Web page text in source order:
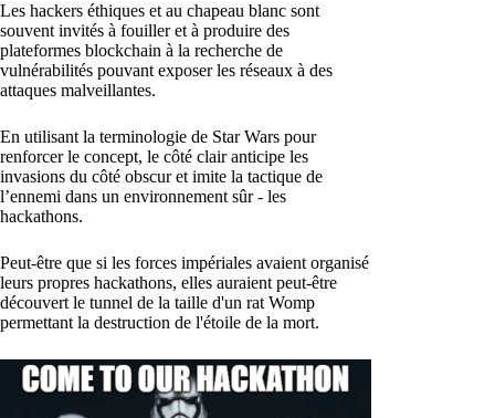
Les hackers éthiques et au chapeau blanc sont
souvent invités à fouiller et à produire des
plateformes blockchain à la recherche de
vulnérabilités pouvant exposer les réseaux à des
attaques malveillantes.
En utilisant la terminologie de Star Wars pour
renforcer le concept, le côté clair anticipe les
invasions du côté obscur et imite la tactique de
l’ennemi dans un environnement sûr - les
hackathons.
Peut-être que si les forces impériales avaient organisé
leurs propres hackathons, elles auraient peut-être
découvert le tunnel de la taille d'un rat Womp
permettant la destruction de l'étoile de la mort.